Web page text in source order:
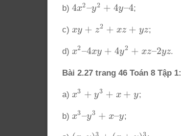
6x
–
y^2
b) 4x^2
y^2
+
4y –
4x2–y2 + 4y–4;
c) xy
z^2
xz
+
yz
xy + z2 + xz + yz;
d) x^2
4xy
+
4y^2
+ xz
–
2yz
x2–4xy + 4y2 + xz–2yz.
Bài 2.27 trang 46 Toán 8 Tập 1:
a) x^3
y^3
x3 + y3 + x + y;
b) x^3
x3–y3 + x–y;
3 3